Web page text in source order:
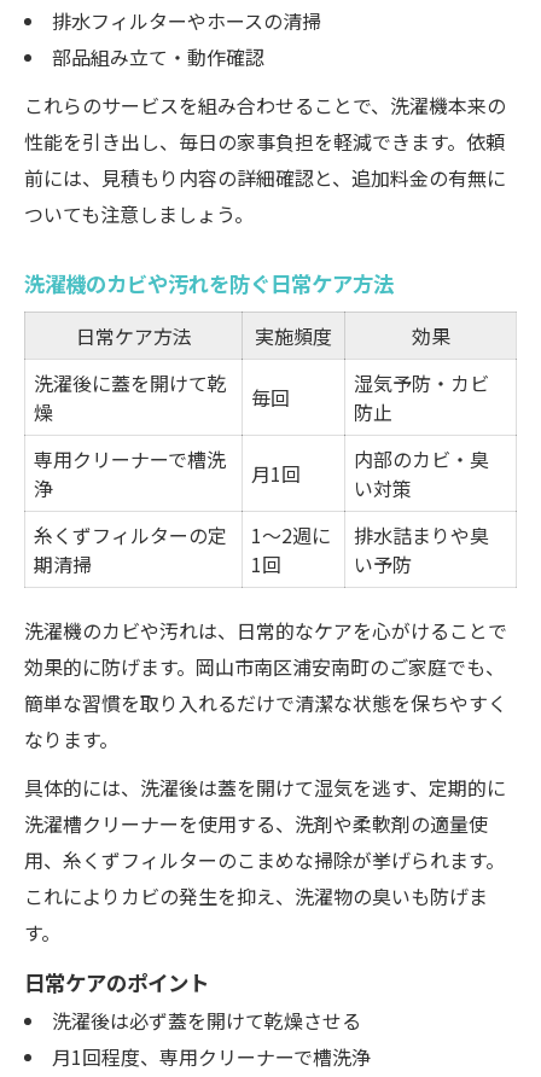
排水フィルターやホースの清掃
部品組み立て・動作確認
これらのサービスを組み合わせることで、洗濯機本来の
性能を引き出し、毎日の家事負担を軽減できます。依頼
前には、見積もり内容の詳細確認と、追加料金の有無に
ついても注意しましょう。
洗濯機のカビや汚れを防ぐ日常ケア方法
日常ケア方法 実施頻度
効果
洗濯後に蓋を開けて乾
燥
毎回
湿気予防・カビ
防止
専用クリーナーで槽洗
浄
月1回
内部のカビ・臭
い対策
糸くずフィルターの定
期清掃
1〜2週に
1回
排水詰まりや臭
い予防
洗濯機のカビや汚れは、日常的なケアを心がけることで
効果的に防げます。岡山市南区浦安南町のご家庭でも、
簡単な習慣を取り入れるだけで清潔な状態を保ちやすく
なります。
具体的には、洗濯後は蓋を開けて湿気を逃す、定期的に
洗濯槽クリーナーを使用する、洗剤や柔軟剤の適量使
用、糸くずフィルターのこまめな掃除が挙げられます。
これによりカビの発生を抑え、洗濯物の臭いも防げま
す。
日常ケアのポイント
洗濯後は必ず蓋を開けて乾燥させる
月1回程度、専用クリーナーで槽洗浄